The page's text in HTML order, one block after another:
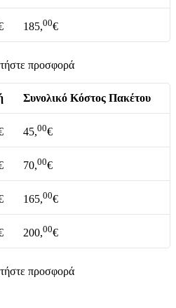
185,00€
προσφορά
Συνολικό Κόστος Πακέτου
45,00€
70,00€
165,00€
200,00€
προσφορά